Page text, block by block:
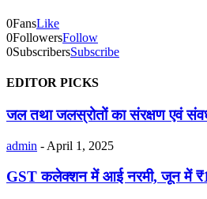
0FansLike
0FollowersFollow
0SubscribersSubscribe
EDITOR PICKS
जल तथा जलस्रोतों का संरक्षण एवं
admin - April 1, 2025
GST कलेक्शन में आई नरमी, जून में